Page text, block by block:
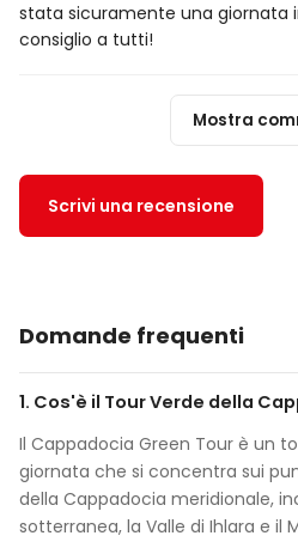
stata sicuramente una giornata
consiglio a tutti!
Mostra
Scrivi una recensione
Domande frequenti
1. Cos'è il Tour Verde della
Il Cappadocia Green Tour è un
giornata che si concentra sui
della Cappadocia meridionale,
sotterranea, la Valle di Ihlara e il